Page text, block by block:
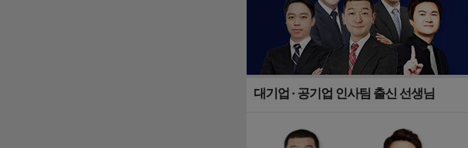
대기업 · 공기업 인사팀 출신 선생님